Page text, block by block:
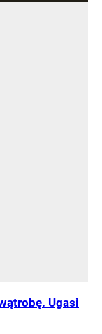
Ugasi